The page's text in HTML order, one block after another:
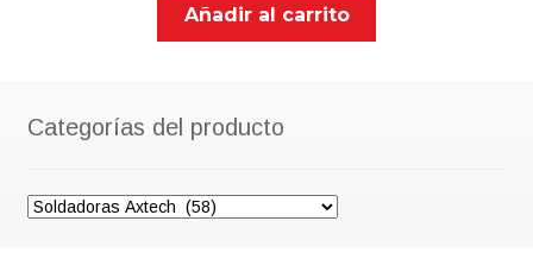
was:
Añadir al carrito
Categorías del producto